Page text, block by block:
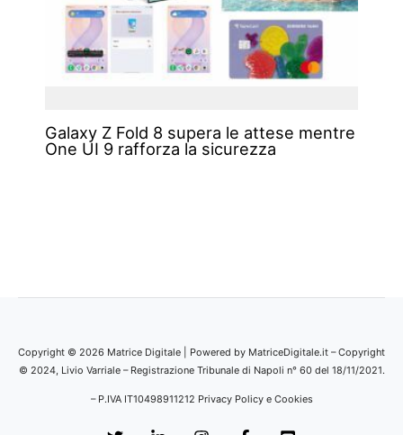
Galaxy Z Fold 8 supera le attese mentre
One UI 9 rafforza la sicurezza
Copyright © 2026 Matrice Digitale | Powered by MatriceDigitale.it – Copyright
© 2024, Livio Varriale – Registrazione Tribunale di Napoli n° 60 del 18/11/2021.
– P.IVA IT10498911212 Privacy Policy e Cookies